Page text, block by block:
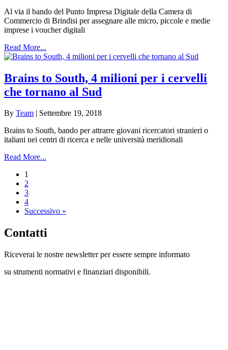
Al via il bando del Punto Impresa Digitale della Camera di
Commercio di Brindisi per assegnare alle micro, piccole e medie
imprese i voucher digitali
Read More...
Brains to South, 4 milioni per i cervelli
che tornano al Sud
By Team | Settembre 19, 2018
Brains to South, bando per attrarre giovani ricercatori stranieri o
italiani nei centri di ricerca e nelle università meridionali
Read More...
1
2
3
4
Successivo »
Contatti
Riceverai le nostre newsletter per essere sempre informato
su strumenti normativi e finanziari disponibili.